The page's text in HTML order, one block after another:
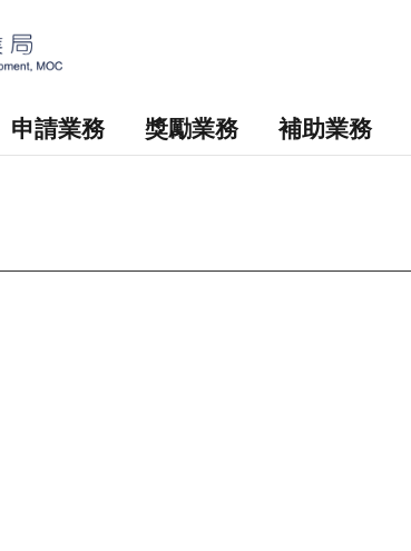
申請業務 獎勵業務 補助業務